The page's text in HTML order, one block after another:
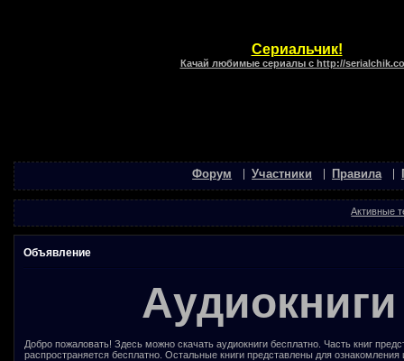
Сериальчик!
Качай любимые сериалы с http://
Форум Участники Правила
Активные
Объявление
Добро пожаловать! Здесь можно скачать аудиокниги бесплатно. Часть книг
распространяется бесплатно. Остальные книги представлены для